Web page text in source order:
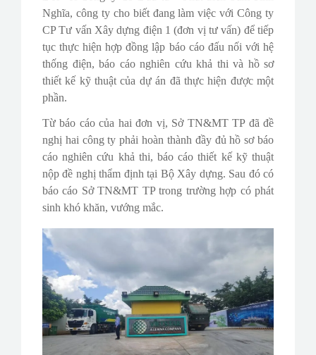
Nghĩa, công ty cho biết đang làm việc với Công ty
CP Tư vấn Xây dựng điện 1 (đơn vị tư vấn) để tiếp
tục thực hiện hợp đồng lập báo cáo đấu nối với hệ
thống điện, báo cáo nghiên cứu khả thi và hồ sơ
thiết kế kỹ thuật của dự án đã thực hiện được một
phần.
Từ báo cáo của hai đơn vị, Sở TN&MT TP đã đề
nghị hai công ty phải hoàn thành đầy đủ hồ sơ báo
cáo nghiên cứu khả thi, báo cáo thiết kế kỹ thuật
nộp đề nghị thẩm định tại Bộ Xây dựng. Sau đó có
báo cáo Sở TN&MT TP trong trường hợp có phát
sinh khó khăn, vướng mắc.